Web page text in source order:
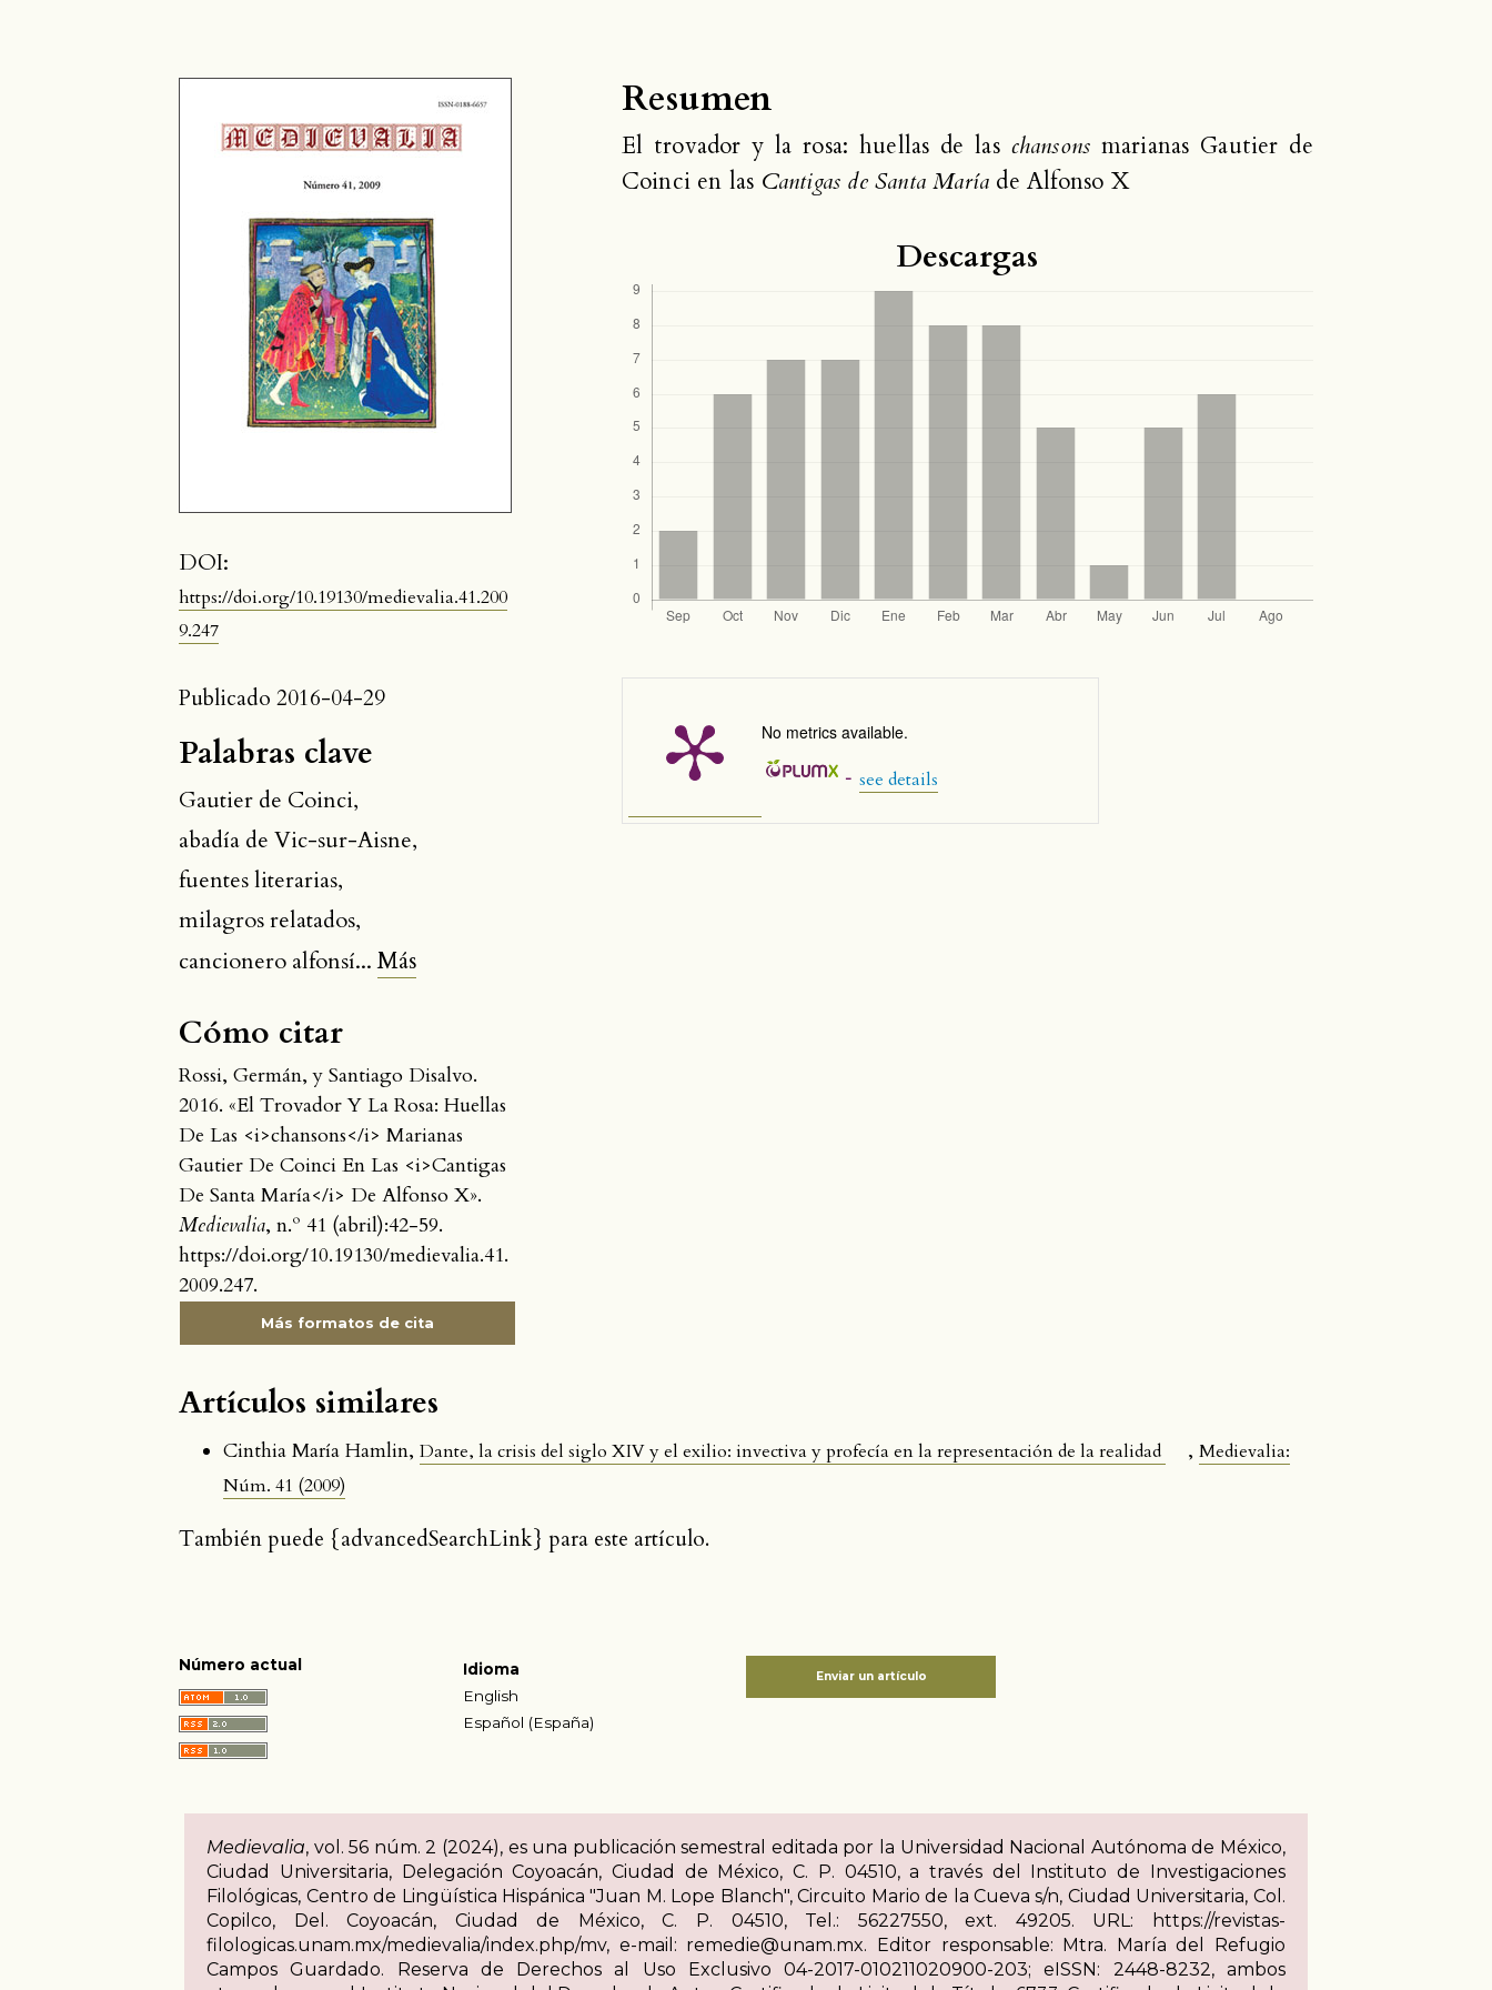
DOI:
https://doi.org/10.19130/medievalia.41.200
9.247
Publicado 2016-04-29
Palabras clave
Gautier de Coinci,
abadía de Vic-sur-Aisne,
fuentes literarias,
milagros relatados,
cancionero alfonsí... Más
Cómo citar
Rossi, Germán, y Santiago Disalvo.
2016. «El Trovador Y La Rosa: Huellas
De Las <i>chansons</i> Marianas
Gautier De Coinci En Las <i>Cantigas
De Santa María</i> De Alfonso X».
Medievalia, n.º 41 (abril):42-59.
https://doi.org/10.19130/medievalia.41.
2009.247.
Más formatos de cita
Resumen
El trovador y la rosa: huellas de las chansons marianas Gautier de
Coinci en las Cantigas de Santa María de Alfonso X
Descargas
No metrics available.
-see details
Artículos similares
Cinthia María Hamlin,Dante, la crisis del siglo XIV y el exilio: invectiva y profecía en la representación de la realidad ,Medievalia:
Núm. 41 (2009)
También puede {advancedSearchLink} para este artículo.
Número actual
Idioma
English
Español (España)
Enviar un artículo
Medievalia, vol. 56 núm. 2 (2024), es una publicación semestral editada por la Universidad Nacional Autónoma de México,
Ciudad Universitaria, Delegación Coyoacán, Ciudad de México, C. P. 04510, a través del Instituto de Investigaciones
Filológicas, Centro de Lingüística Hispánica "Juan M. Lope Blanch", Circuito Mario de la Cueva s/n, Ciudad Universitaria, Col.
Copilco, Del. Coyoacán, Ciudad de México, C. P. 04510, Tel.: 56227550, ext. 49205. URL: https://revistas-
filologicas.unam.mx/medievalia/index.php/mv, e-mail: remedie@unam.mx. Editor responsable: Mtra. María del Refugio
Campos Guardado. Reserva de Derechos al Uso Exclusivo 04-2017-010211020900-203; eISSN: 2448-8232, ambos